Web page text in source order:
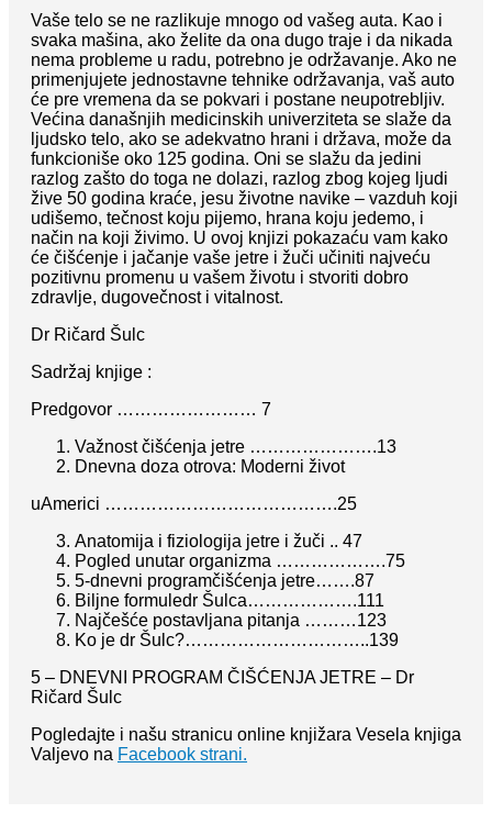
Vaše telo se ne razlikuje mnogo od vašeg auta. Kao i
svaka mašina, ako želite da ona dugo traje i da nikada
nema probleme u radu, potrebno je održavanje. Ako ne
primenjujete jednostavne tehnike održavanja, vaš auto
će pre vremena da se pokvari i postane neupotrebljiv.
Većina današnjih medicinskih univerziteta se slaže da
ljudsko telo, ako se adekvatno hrani i država, može da
funkcioniše oko 125 godina. Oni se slažu da jedini
razlog zašto do toga ne dolazi, razlog zbog kojeg ljudi
žive 50 godina kraće, jesu životne navike – vazduh koji
udišemo, tečnost koju pijemo, hrana koju jedemo, i
način na koji živimo. U ovoj knjizi pokazaću vam kako
će čišćenje i jačanje vaše jetre i žuči učiniti najveću
pozitivnu promenu u vašem životu i stvoriti dobro
zdravlje, dugovečnost i vitalnost.
Dr Ričard Šulc
Sadržaj knjige :
Predgovor …………………… 7
Važnost čišćenja jetre ………………….13
Dnevna doza otrova: Moderni život
uAmerici ………………………………….25
Anatomija i fiziologija jetre i žuči .. 47
Pogled unutar organizma ……………….75
5-dnevni programčišćenja jetre…….87
Biljne formuledr Šulca……………….111
Najčešće postavljana pitanja ………123
Ko je dr Šulc?…………………………..139
5 – DNEVNI PROGRAM ČIŠĆENJA JETRE – Dr
Ričard Šulc
Pogledajte i našu stranicu online knjižara Vesela knjiga
Valjevo na Facebook strani.